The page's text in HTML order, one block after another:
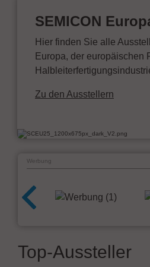
SEMICON
Hier finden Sie alle
Europa, der europäischen
Zu den Ausstellern
Werbung
Top-Aussteller